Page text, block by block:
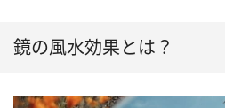
鏡の風水効果とは？